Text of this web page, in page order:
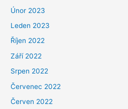
Únor 2023
Leden 2023
Říjen 2022
Září 2022
Srpen 2022
Červenec 2022
Červen 2022